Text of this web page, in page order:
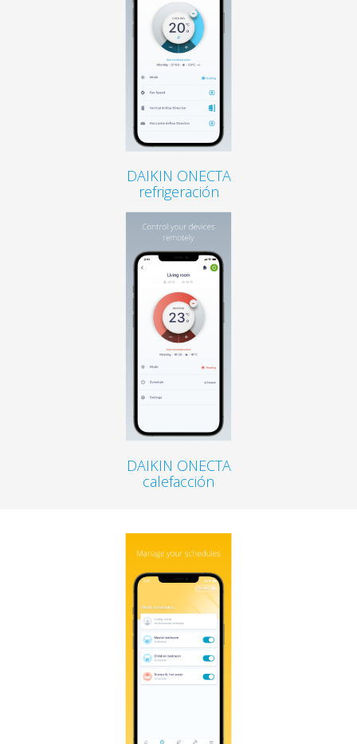
DAIKIN ONECTA
refrigeración
DAIKIN ONECTA
calefacción